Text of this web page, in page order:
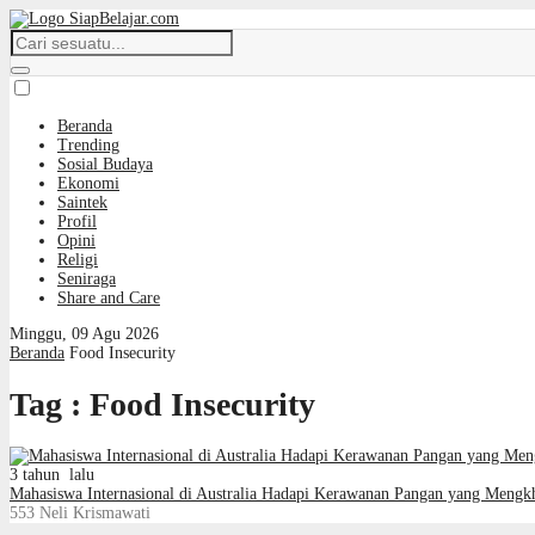
Beranda
Trending
Sosial Budaya
Ekonomi
Saintek
Profil
Opini
Religi
Seniraga
Share and Care
Minggu, 09 Agu 2026
Beranda Food Insecurity
Tag : Food Insecurity
3 tahun lalu
Mahasiswa Internasional di Australia Hadapi Kerawanan Pangan yang
553 Neli Krismawati